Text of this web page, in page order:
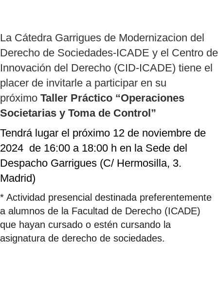
La Cátedra Garrigues de Modernizacion del
Derecho de Sociedades-ICADE y el Centro de
Innovación del Derecho (CID-ICADE) tiene el
placer de invitarle a participar en su
próximo Taller Práctico “Operaciones
Societarias y Toma de Control”
Tendrá lugar el próximo 12 de noviembre de
2024 de 16:00 a 18:00 h en la Sede del
Despacho Garrigues (C/ Hermosilla, 3.
Madrid)
* Actividad presencial destinada preferentemente
a alumnos de la Facultad de Derecho (ICADE)
que hayan cursado o estén cursando la
asignatura de derecho de sociedades.